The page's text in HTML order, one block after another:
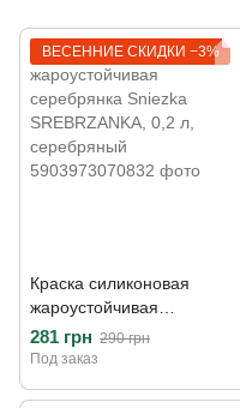
ВЕСЕННИЕ СКИДКИ −3%
Краска силиконовая
жароустойчивая
серебрянка Sniezka
SREBRZANKA, 0,2 л,
281 грн 290 грн
Под заказ